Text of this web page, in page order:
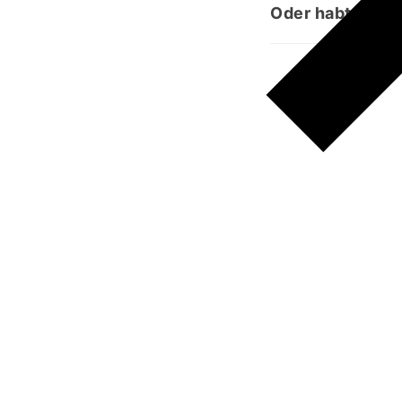
Oder habt ihr